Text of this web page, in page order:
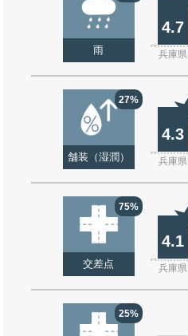
雨
4.7
兵庫県
27%
舗装（湿潤）
4.3
兵庫県
75%
交差点
4.1
兵庫県
25%